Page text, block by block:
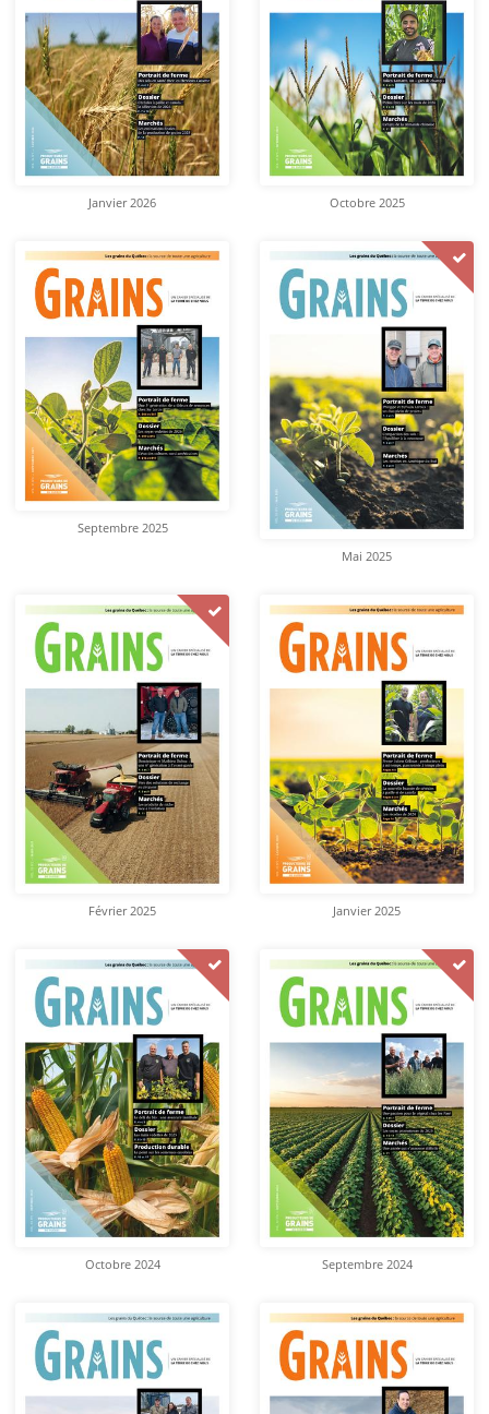
Janvier 2026 Octobre 2025
Septembre 2025
Mai 2025
Février 2025 Janvier 2025
Octobre 2024 Septembre 2024